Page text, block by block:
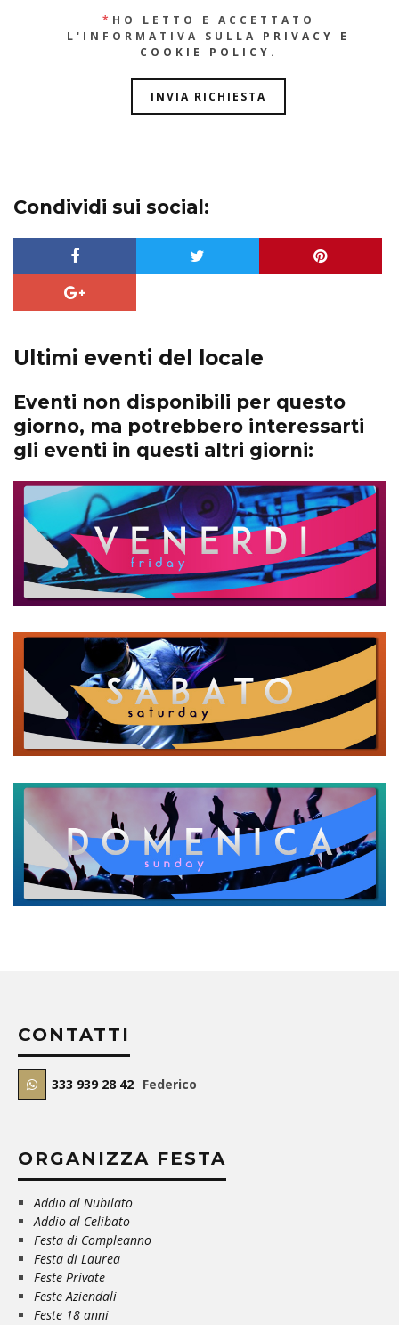
* HO LETTO E ACCETTATO
L'INFORMATIVA SULLA PRIVACY E
COOKIE POLICY .
Condividi sui social:
Ultimi eventi del locale
Eventi non disponibili per questo
giorno, ma potrebbero interessarti
gli eventi in questi altri giorni:
CONTATTI
333 939 28 42 Federico
ORGANIZZA FESTA
Addio al Nubilato
Addio al Celibato
Festa di Compleanno
Festa di Laurea
Feste Private
Feste Aziendali
Feste 18 anni